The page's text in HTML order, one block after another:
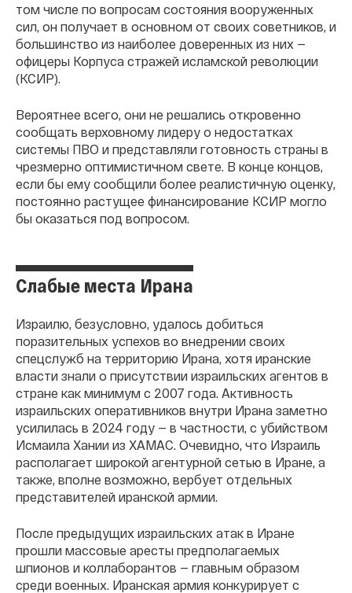
том числе по вопросам состояния вооруженных
сил, он получает в основном от своих советников, и
большинство из наиболее доверенных из них —
офицеры Корпуса стражей исламской революции
(КСИР).
Вероятнее всего, они не решались откровенно
сообщать верховному лидеру о недостатках
системы ПВО и представляли готовность страны в
чрезмерно оптимистичном свете. В конце концов,
если бы ему сообщили более реалистичную оценку,
постоянно растущее финансирование КСИР могло
бы оказаться под вопросом.
Слабые места Ирана
Израилю, безусловно, удалось добиться
поразительных успехов во внедрении своих
спецслужб на территорию Ирана, хотя иранские
власти знали о присутствии израильских агентов в
стране как минимум с 2007 года. Активность
израильских оперативников внутри Ирана заметно
усилилась в 2024 году — в частности, с убийством
Исмаила Хании из ХАМАС. Очевидно, что Израиль
располагает широкой агентурной сетью в Иране, а
также, вполне возможно, вербует отдельных
представителей иранской армии.
После предыдущих израильских атак в Иране
прошли массовые аресты предполагаемых
шпионов и коллаборантов — главным образом
среди военных. Иранская армия конкурирует с